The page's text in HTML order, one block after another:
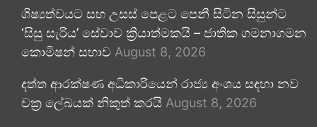
ශිෂ්‍යත්වයට සහ උසස් පෙළට පෙනී සිටින සිසුන්ට
‘සිසු සැරිය’ සේවාව ක්‍රියාත්මකයි – ජාතික ගමනාගමන
කොමිෂන් සභාව August 8, 2026
දත්ත ආරක්ෂණ අධිකාරියෙන් රාජ්‍ය අංශය සඳහා නව
චක්‍ර ලේඛයක් නිකුත් කරයි August 8, 2026